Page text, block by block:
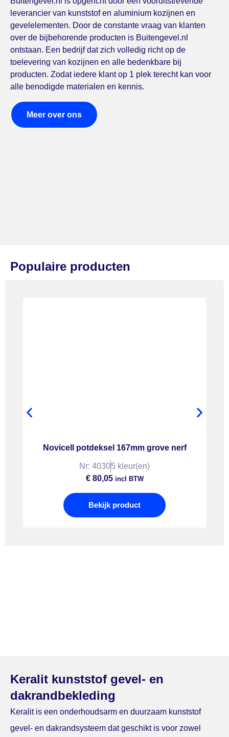
leverancier van kunststof en aluminium kozijnen en
gevelelementen. Door de constante vraag van klanten
over de bijbehorende producten is Buitengevel.nl
ontstaan. Een bedrijf dat zich volledig richt op de
toelevering van kozijnen en alle bedenkbare bij
producten. Zodat iedere klant op 1 plek terecht kan voor
alle benodigde materialen en kennis.
Meer over ons
Populaire producten
Novicell potdeksel 167mm grove nerf
Nr: 40305 kleur(en)
€80,05incl BTW
Bekijk product
Keralit kunststof gevel- en
dakrandbekleding
Keralit is een onderhoudsarm en duurzaam kunststof
gevel- en dakrandsysteem dat geschikt is voor zowel